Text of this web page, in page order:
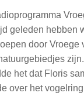
geleden hebben
door
het dat Floris
over het